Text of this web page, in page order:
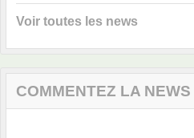
Voir toutes les news
COMMENTEZ LA NEWS